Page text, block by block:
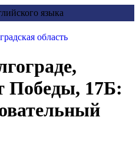
область
Победы, 17Б: